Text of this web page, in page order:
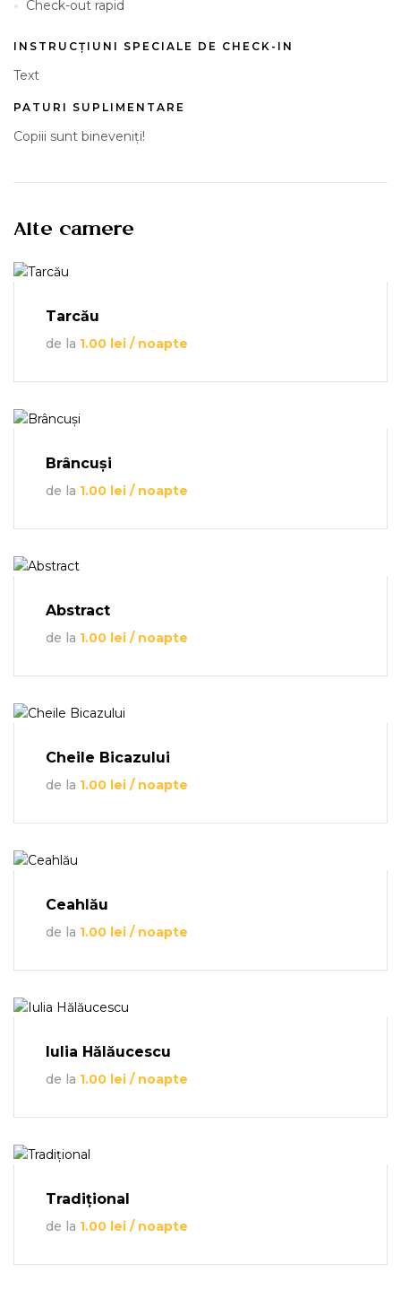
Check-out rapid
INSTRUCȚIUNI SPECIALE DE CHECK-IN
Text
PATURI SUPLIMENTARE
Copiii sunt bineveniți!
Alte camere
Tarcău
de la 1.00 lei / noapte
Brâncuși
de la 1.00 lei / noapte
Abstract
de la 1.00 lei / noapte
Cheile Bicazului
de la 1.00 lei / noapte
Ceahlău
de la 1.00 lei / noapte
Iulia Hălăucescu
de la 1.00 lei / noapte
Tradițional
de la 1.00 lei / noapte